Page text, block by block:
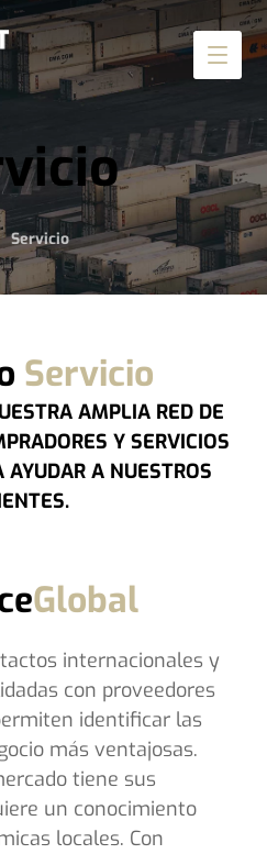
Servicio
Servicio
AMPLIA RED DE
Y SERVICIOS
AYUDAR A NUESTROS
Global
internacionales y
con proveedores
identificar las
más ventajosas.
tiene sus
un conocimiento
locales. Con